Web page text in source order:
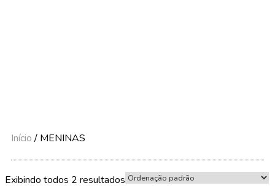
Início/ MENINAS
Exibindo todos 2 resultados